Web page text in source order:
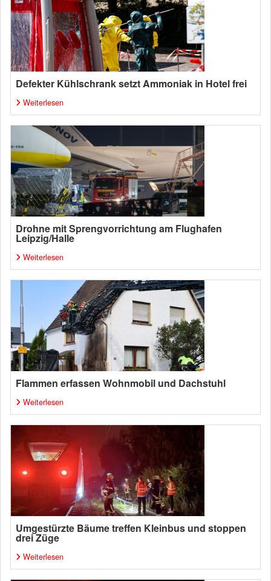
Defekter Kühlschrank setzt Ammoniak in Hotel frei
Weiterlesen
Drohne mit Sprengvorrichtung am Flughafen
Leipzig/Halle
Weiterlesen
Flammen erfassen Wohnmobil und Dachstuhl
Weiterlesen
Umgestürzte Bäume treffen Kleinbus und stoppen
drei Züge
Weiterlesen